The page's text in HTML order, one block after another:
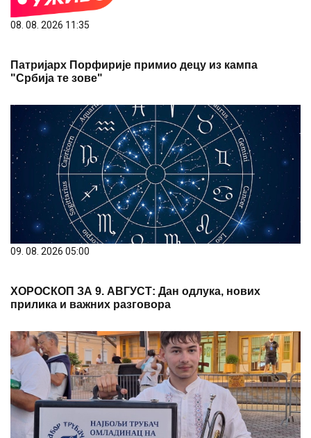
08. 08. 2026 11:35
Патријарх Порфирије примио децу из кампа
"Србија те зове"
09. 08. 2026 05:00
ХОРОСКОП ЗА 9. АВГУСТ: Дан одлука, нових
прилика и важних разговора